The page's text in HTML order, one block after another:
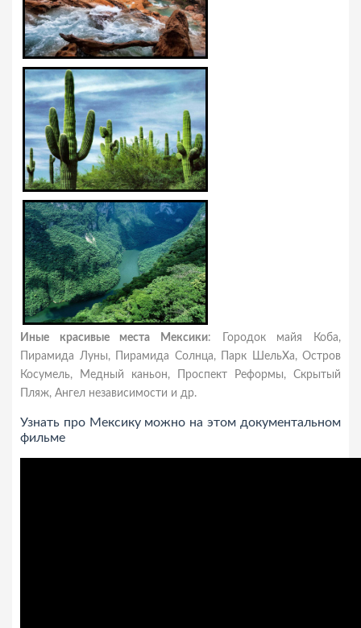
Иные красивые места Мексики: Городок майя Коба,
Пирамида Луны, Пирамида Солнца, Парк ШельХа, Остров
Косумель, Медный каньон, Проспект Реформы, Скрытый
Пляж, Ангел независимости и др.
Узнать про Мексику можно на этом документальном
фильме